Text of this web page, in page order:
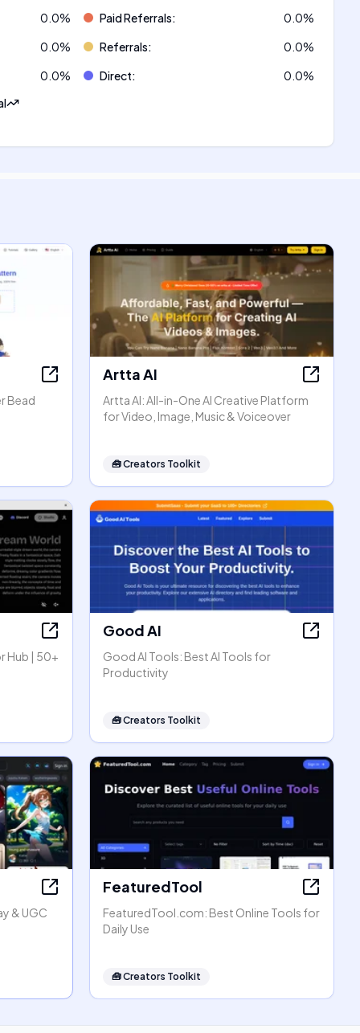
0.0% Paid Referrals: 0.0%
0.0% Referrals: 0.0%
0.0% Direct: 0.0%
Bead
Artta AI
Artta AI: All-in-One AI Creative Platform
for Video, Image, Music & Voiceover
🧰Creators Toolkit
Hub | 50+
Good AI
Good AI Tools: Best AI Tools for
Productivity
🧰Creators Toolkit
& UGC
FeaturedTool
FeaturedTool.com: Best Online Tools for
Daily Use
🧰Creators Toolkit